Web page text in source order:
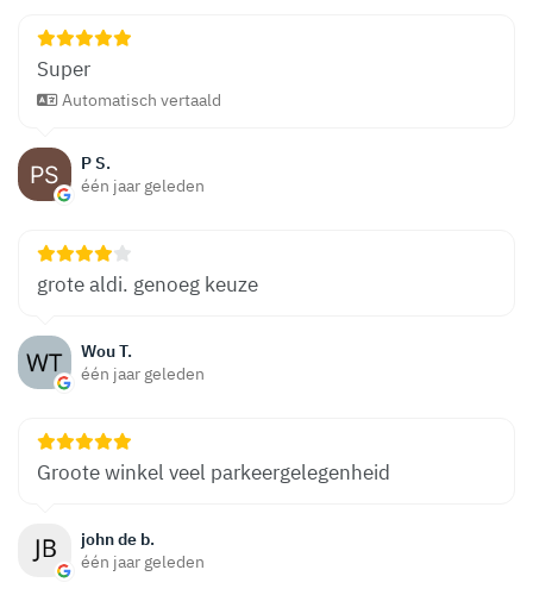
P S.
één jaar geleden
Super
Automatisch vertaald
Wou T.
één jaar geleden
grote aldi. genoeg keuze
john de b.
één jaar geleden
Groote winkel veel parkeergelegenheid